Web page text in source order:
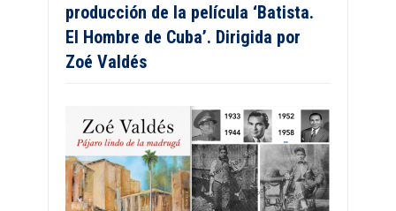
producción de la película ‘Batista.
El Hombre de Cuba’. Dirigida por
Zoé Valdés